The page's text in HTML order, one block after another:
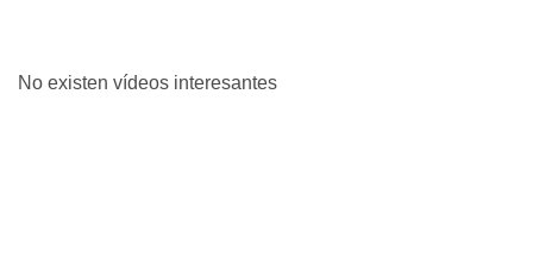
No existen vídeos interesantes